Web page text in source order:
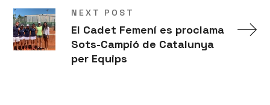
NEXT POST
El Cadet Femení es proclama
Sots-Campió de Catalunya
per Equips